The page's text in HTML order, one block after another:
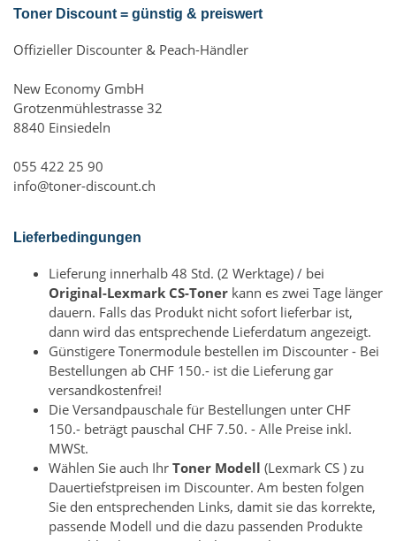
Toner Discount = günstig & preiswert
Offizieller Discounter & Peach-Händler
New Economy GmbH
Grotzenmühlestrasse 32
8840 Einsiedeln
055 422 25 90
info@toner-discount.ch
Lieferbedingungen
Lieferung innerhalb 48 Std. (2 Werktage) / bei
Original-Lexmark CS-Toner kann es zwei Tage länger
dauern. Falls das Produkt nicht sofort lieferbar ist,
dann wird das entsprechende Lieferdatum angezeigt.
Günstigere Tonermodule bestellen im Discounter - Bei
Bestellungen ab CHF 150.- ist die Lieferung gar
versandkostenfrei!
Die Versandpauschale für Bestellungen unter CHF
150.- beträgt pauschal CHF 7.50. - Alle Preise inkl.
MWSt.
Wählen Sie auch Ihr Toner Modell (Lexmark CS ) zu
Dauertiefstpreisen im Discounter. Am besten folgen
Sie den entsprechenden Links, damit sie das korrekte,
passende Modell und die dazu passenden Produkte